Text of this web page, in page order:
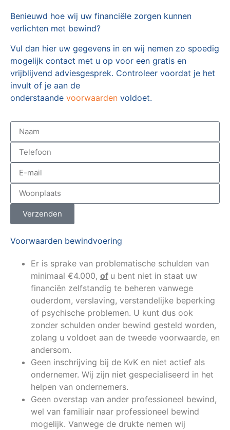
Benieuwd hoe wij uw financiële zorgen kunnen
verlichten met bewind?
Vul dan hier uw gegevens in en wij nemen zo spoedig
mogelijk contact met u op voor een gratis en
vrijblijvend adviesgesprek. Controleer voordat je het
invult of je aan de
onderstaande voorwaarden voldoet.
Verzenden
Voorwaarden bewindvoering
Er is sprake van problematische schulden van
minimaal €4.000, of u bent niet in staat uw
financiën zelfstandig te beheren vanwege
ouderdom, verslaving, verstandelijke beperking
of psychische problemen. U kunt dus ook
zonder schulden onder bewind gesteld worden,
zolang u voldoet aan de tweede voorwaarde, en
andersom.
Geen inschrijving bij de KvK en niet actief als
ondernemer. Wij zijn niet gespecialiseerd in het
helpen van ondernemers.
Geen overstap van ander professioneel bewind,
wel van familiair naar professioneel bewind
mogelijk. Vanwege de drukte nemen wij